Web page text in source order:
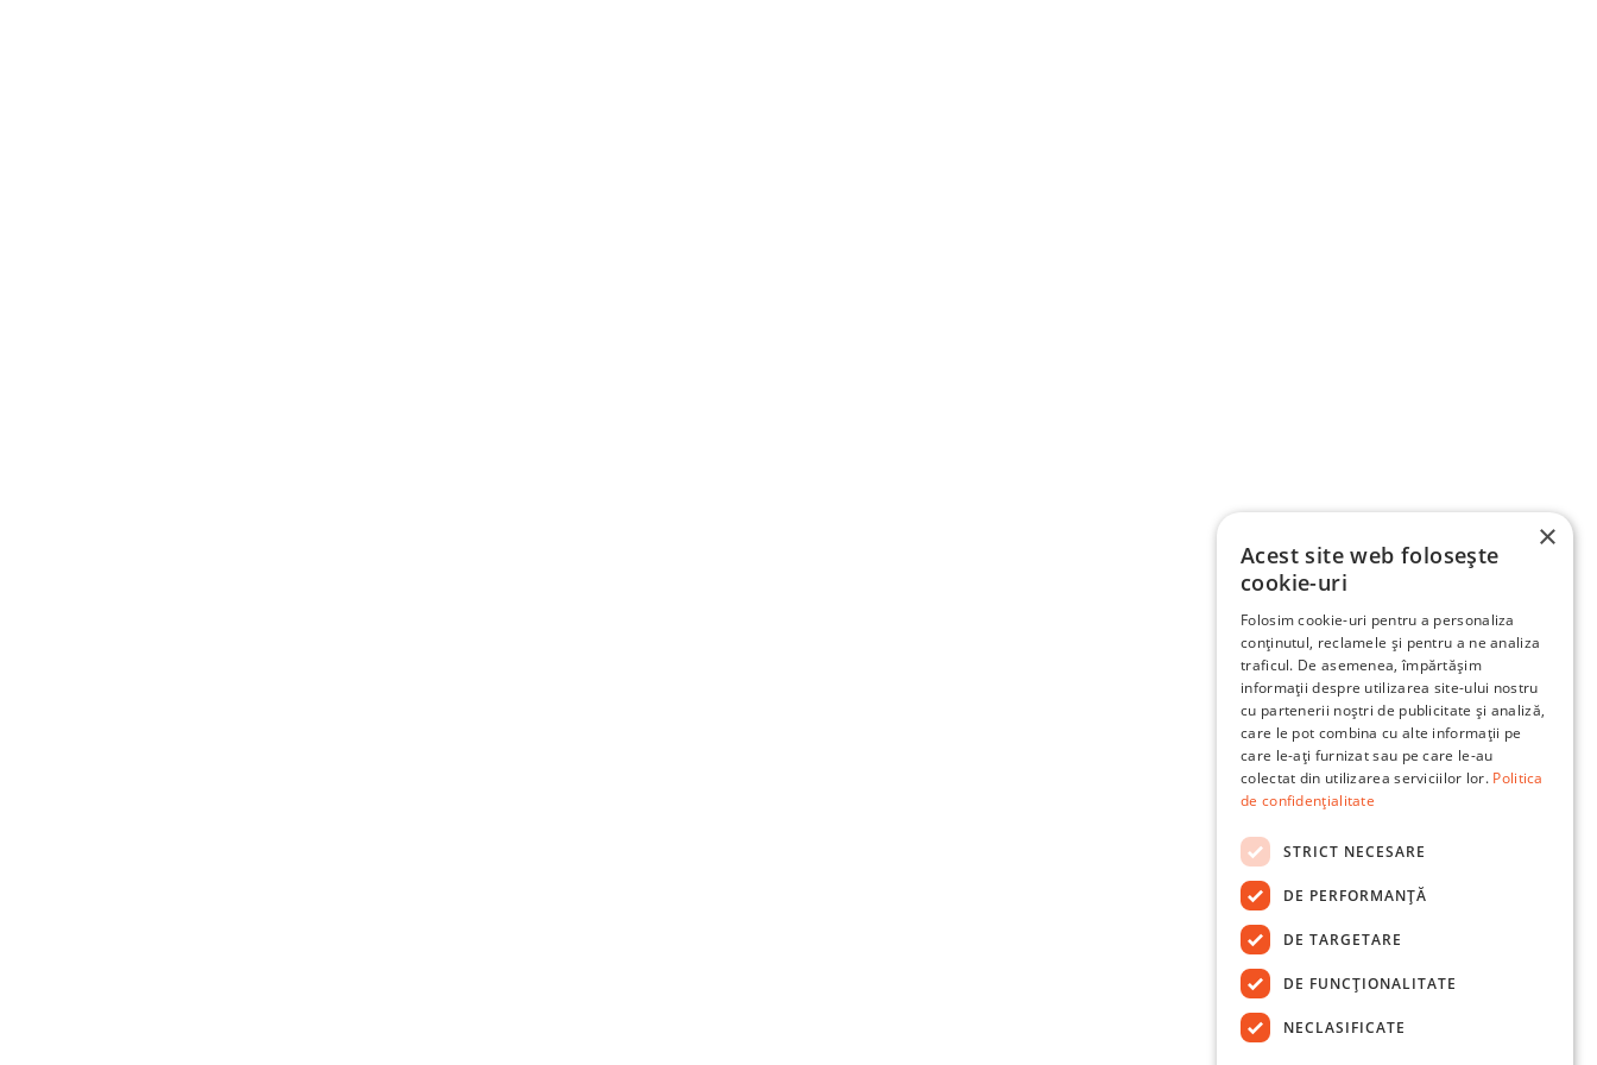
×
Acest site web folosește
cookie-uri
Folosim cookie-uri pentru a personaliza
conținutul, reclamele și pentru a ne analiza
traficul. De asemenea, împărtășim
informații despre utilizarea site-ului nostru
cu partenerii noștri de publicitate și analiză,
care le pot combina cu alte informații pe
care le-ați furnizat sau pe care le-au
colectat din utilizarea serviciilor lor. Politica
de confidențialitate
STRICT NECESARE
DE PERFORMANȚĂ
DE TARGETARE
DE FUNCŢIONALITATE
NECLASIFICATE